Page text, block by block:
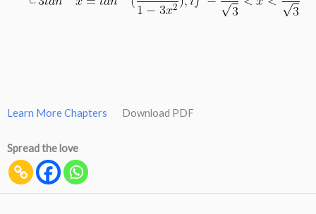
Learn More Chapters Download PDF
Spread the love